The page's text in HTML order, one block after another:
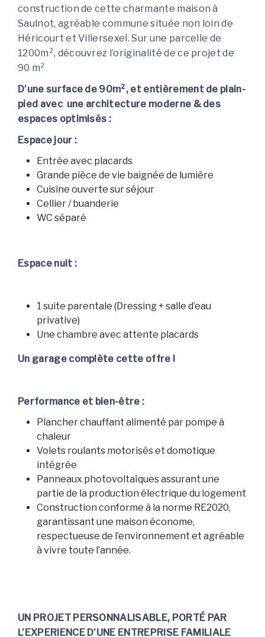
construction de cette charmante maison à
Saulnot, agréable commune située non loin de
Héricourt et Villersexel. Sur une parcelle de
1200m², découvrez l’originalité de ce projet de
90 m²
D’une surface de 90m², et entièrement de plain-
pied avec une architecture moderne & des
espaces optimisés :
Espace jour :
Entrée avec placards
Grande pièce de vie baignée de lumière
Cuisine ouverte sur séjour
Cellier / buanderie
WC séparé
Espace nuit :
1 suite parentale (Dressing + salle d’eau
privative)
Une chambre avec attente placards
Un garage complète cette offre !
Performance et bien-être :
Plancher chauffant alimenté par pompe à
chaleur
Volets roulants motorisés et domotique
intégrée
Panneaux photovoltaïques assurant une
partie de la production électrique du logement
Construction conforme à la norme RE2020,
garantissant une maison économe,
respectueuse de l’environnement et agréable
à vivre toute l’année.
UN PROJET PERSONNALISABLE, PORTÉ PAR
L’EXPERIENCE D’UNE ENTREPRISE FAMILIALE